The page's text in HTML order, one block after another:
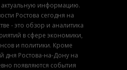
актуальную информацию.
Ростова сегодня на
- это обзор и аналитика
в сфере экономики,
и политики. Кроме
дня Ростова-на-Дону на
появляются события